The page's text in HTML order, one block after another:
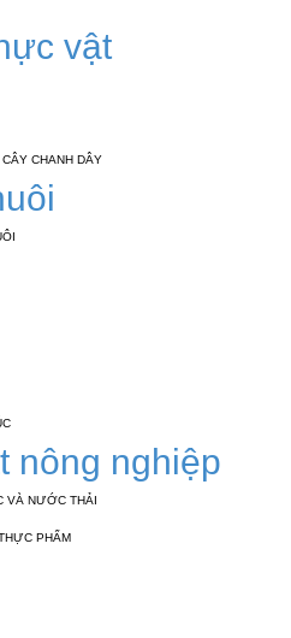
vật
CHANH DÂY
nông nghiệp
VÀ NƯỚC THẢI
PHẨM